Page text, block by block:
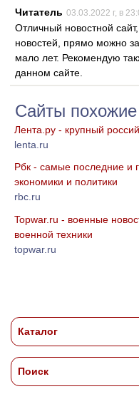
Читатель 03.03.2022 г, в
Отличный новостной
новостей, прямо можно
мало лет. Рекомендую
данном сайте.
Сайты
Лента.ру - крупный
lenta.ru
Рбк - самые последние и
экономики и политики
rbc.ru
Topwar.ru - военные
военной техники
topwar.ru
Каталог
Поиск